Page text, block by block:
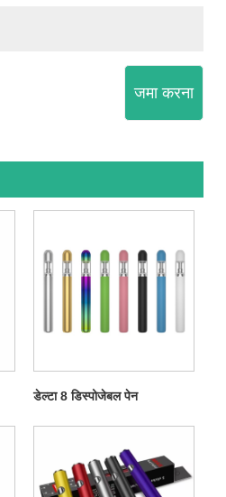
जमा करना
डेल्टा 8 डिस्पोजेबल पेन